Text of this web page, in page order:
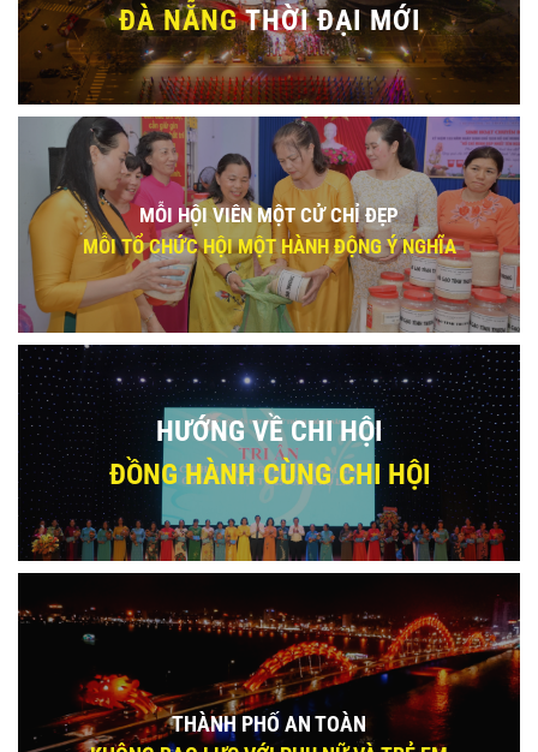
ĐÀ NẴNGTHỜI ĐẠI MỚI
MỖI HỘI VIÊN MỘT CỬ CHỈ ĐẸP
MỖI TỔ CHỨC HỘI MỘT HÀNH ĐỘNG Ý NGHĨA
HƯỚNG VỀ CHI HỘI
ĐỒNG HÀNH CÙNG CHI HỘI
THÀNH PHỐ AN TOÀN